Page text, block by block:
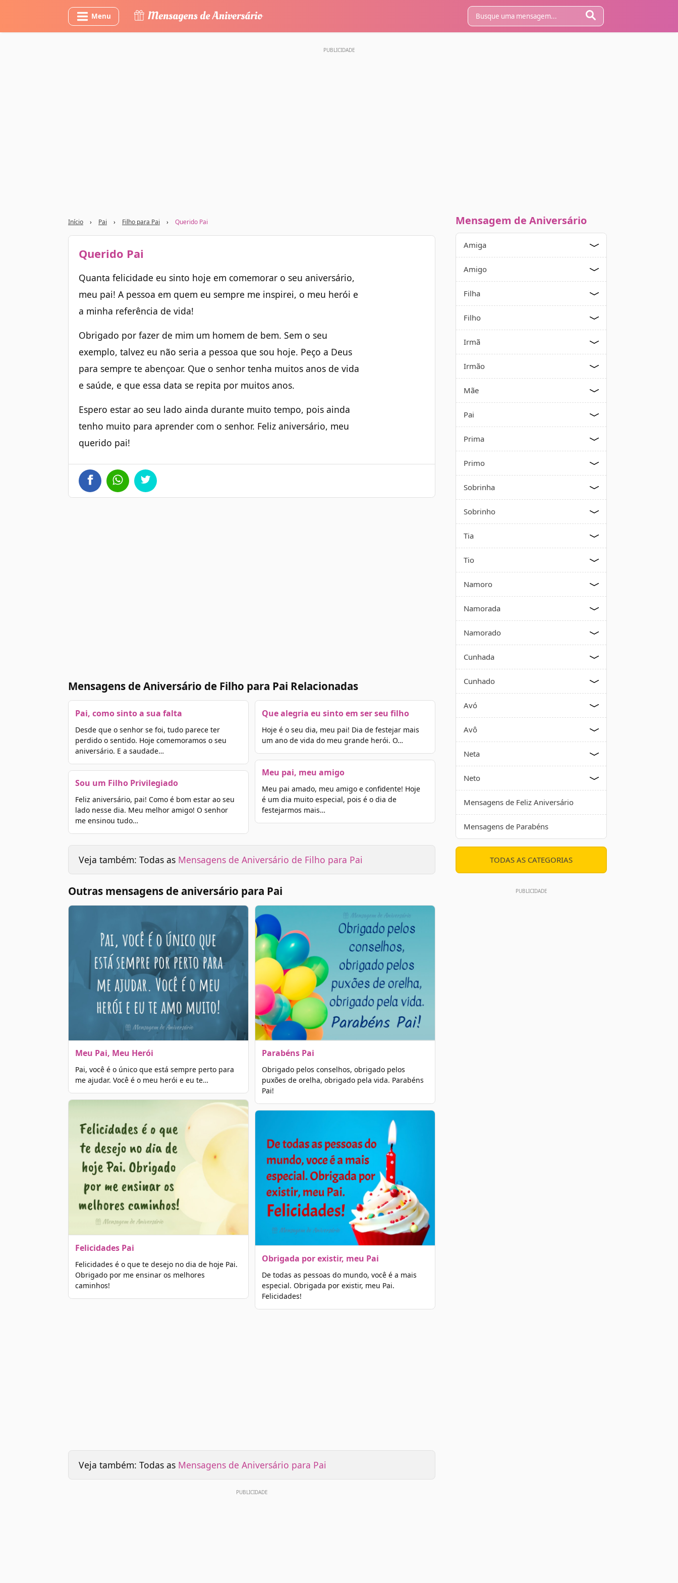
Menu
Início › Pai › Filho para Pai › Querido Pai
Querido Pai
Quanta felicidade eu sinto hoje em comemorar o seu aniversário,
meu pai! A pessoa em quem eu sempre me inspirei, o meu herói e
a minha referência de vida!
Obrigado por fazer de mim um homem de bem. Sem o seu
exemplo, talvez eu não seria a pessoa que sou hoje. Peço a Deus
para sempre te abençoar. Que o senhor tenha muitos anos de vida
e saúde, e que essa data se repita por muitos anos.
Espero estar ao seu lado ainda durante muito tempo, pois ainda
tenho muito para aprender com o senhor. Feliz aniversário, meu
querido pai!
Mensagens de Aniversário de Filho para Pai Relacionadas
Pai, como sinto a sua falta
Desde que o senhor se foi, tudo parece ter
perdido o sentido. Hoje comemoramos o seu
aniversário. E a saudade…
Sou um Filho Privilegiado
Feliz aniversário, pai! Como é bom estar ao seu
lado nesse dia. Meu melhor amigo! O senhor
me ensinou tudo…
Que alegria eu sinto em ser seu filho
Hoje é o seu dia, meu pai! Dia de festejar mais
um ano de vida do meu grande herói. O…
Meu pai, meu amigo
Meu pai amado, meu amigo e confidente! Hoje
é um dia muito especial, pois é o dia de
festejarmos mais…
Veja também: Todas as Mensagens de Aniversário de Filho para Pai
Outras mensagens de aniversário para Pai
Meu Pai, Meu Herói
Pai, você é o único que está sempre perto para
me ajudar. Você é o meu herói e eu te…
Felicidades Pai
Felicidades é o que te desejo no dia de hoje Pai.
Obrigado por me ensinar os melhores
caminhos!
Parabéns Pai
Obrigado pelos conselhos, obrigado pelos
puxões de orelha, obrigado pela vida. Parabéns
Pai!
Obrigada por existir, meu Pai
De todas as pessoas do mundo, você é a mais
especial. Obrigada por existir, meu Pai.
Felicidades!
Veja também: Todas as Mensagens de Aniversário para Pai
Mensagem de Aniversário
Amiga
Amigo
Filha
Filho
Irmã
Irmão
Mãe
Pai
Prima
Primo
Sobrinha
Sobrinho
Tia
Tio
Namoro
Namorada
Namorado
Cunhada
Cunhado
Avó
Avô
Neta
Neto
Mensagens de Feliz Aniversário
Mensagens de Parabéns
TODAS AS CATEGORIAS